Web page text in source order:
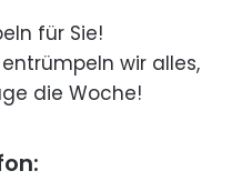
für Sie!
wir alles,
die Woche!